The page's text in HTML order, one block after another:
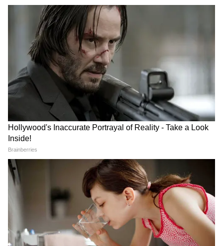
खरीदने की शुरुआत की है। इस वर्ष मानसून पर अलनीनो
का प्रभाव नजर आ रहा है। अगर बारिश कम होती है तो
किसानों को तैयार रहना चाहिए कि वे कोदो कुटकी सहित
सभी फसलों को तैयार कर लें।
किसानों को कई योजनाओं का लाभ दे रही सरकार
मुख्यमंत्री डॉ. मोहन यादव ने कहा कि आज प्रदेश के
3941 किसानों को 2829 मीट्रिक टन कोदो कुटकी के
लिए 1000 रुपए मान से 2 हजार 83 लाख रुपए बोनस
राशि दी गई है। राज्य में कोटो कुटकी के ब्रांडिंग, पैकेजिंग
सीताही कुटकी, नागदमन कुटकी, बैगनी अरहर को जीआई
टैग मिला है। उन्होंने कहा कि राज्य सरकार किसान
कल्याण वर्ष में अन्नदाता को अनेक कल्याणकारी योजनाओं
का लाभ दे रही है। सोयाबीन उत्पादक किसानों को भी
भावांतर योजना के माध्यम से लाभ दिया है। मुख्यमंत्री डॉ.
यादव ने कहा कि प्रधानमंत्री मोदी के नेतृत्व में प्रदेश में